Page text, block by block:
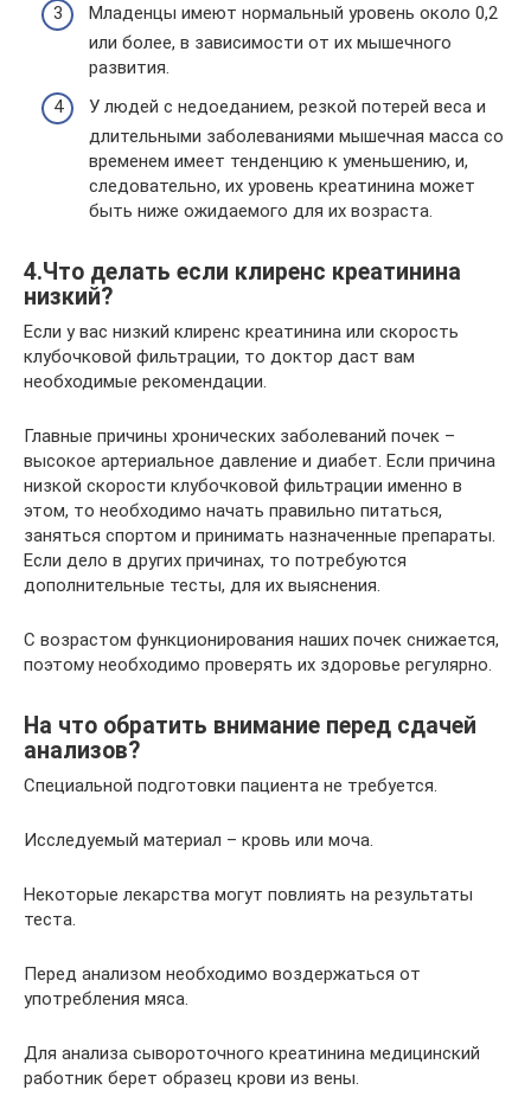
Младенцы имеют нормальный уровень около 0,2
или более, в зависимости от их мышечного
развития.
У людей с недоеданием, резкой потерей веса и
длительными заболеваниями мышечная масса со
временем имеет тенденцию к уменьшению, и,
следовательно, их уровень креатинина может
быть ниже ожидаемого для их возраста.
4.Что делать если клиренс креатинина
низкий?
Если у вас низкий клиренс креатинина или скорость
клубочковой фильтрации, то доктор даст вам
необходимые рекомендации.
Главные причины хронических заболеваний почек –
высокое артериальное давление и диабет. Если причина
низкой скорости клубочковой фильтрации именно в
этом, то необходимо начать правильно питаться,
заняться спортом и принимать назначенные препараты.
Если дело в других причинах, то потребуются
дополнительные тесты, для их выяснения.
С возрастом функционирования наших почек снижается,
поэтому необходимо проверять их здоровье регулярно.
На что обратить внимание перед сдачей
анализов?
Специальной подготовки пациента не требуется.
Исследуемый материал – кровь или моча.
Некоторые лекарства могут повлиять на результаты
теста.
Перед анализом необходимо воздержаться от
употребления мяса.
Для анализа сывороточного креатинина медицинский
работник берет образец крови из вены.